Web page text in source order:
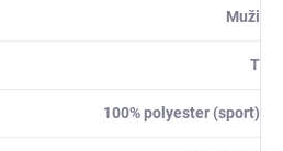
Muži
T
100% polyester (sport)